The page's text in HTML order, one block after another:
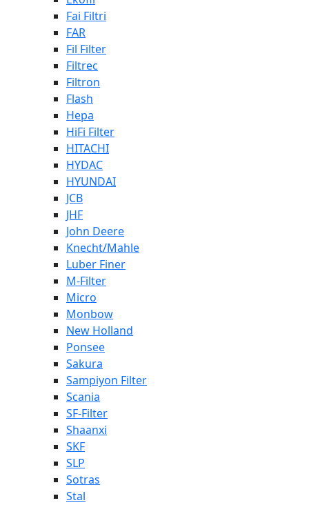
Fai Filtri
FAR
Fil Filter
Filtrec
Filtron
Flash
Hepa
HiFi Filter
HITACHI
HYDAC
HYUNDAI
JCB
JHF
John Deere
Knecht/Mahle
Luber Finer
M-Filter
Micro
Monbow
New Holland
Ponsee
Sakura
Sampiyon Filter
Scania
SF-Filter
Shaanxi
SKF
SLP
Sotras
Stal